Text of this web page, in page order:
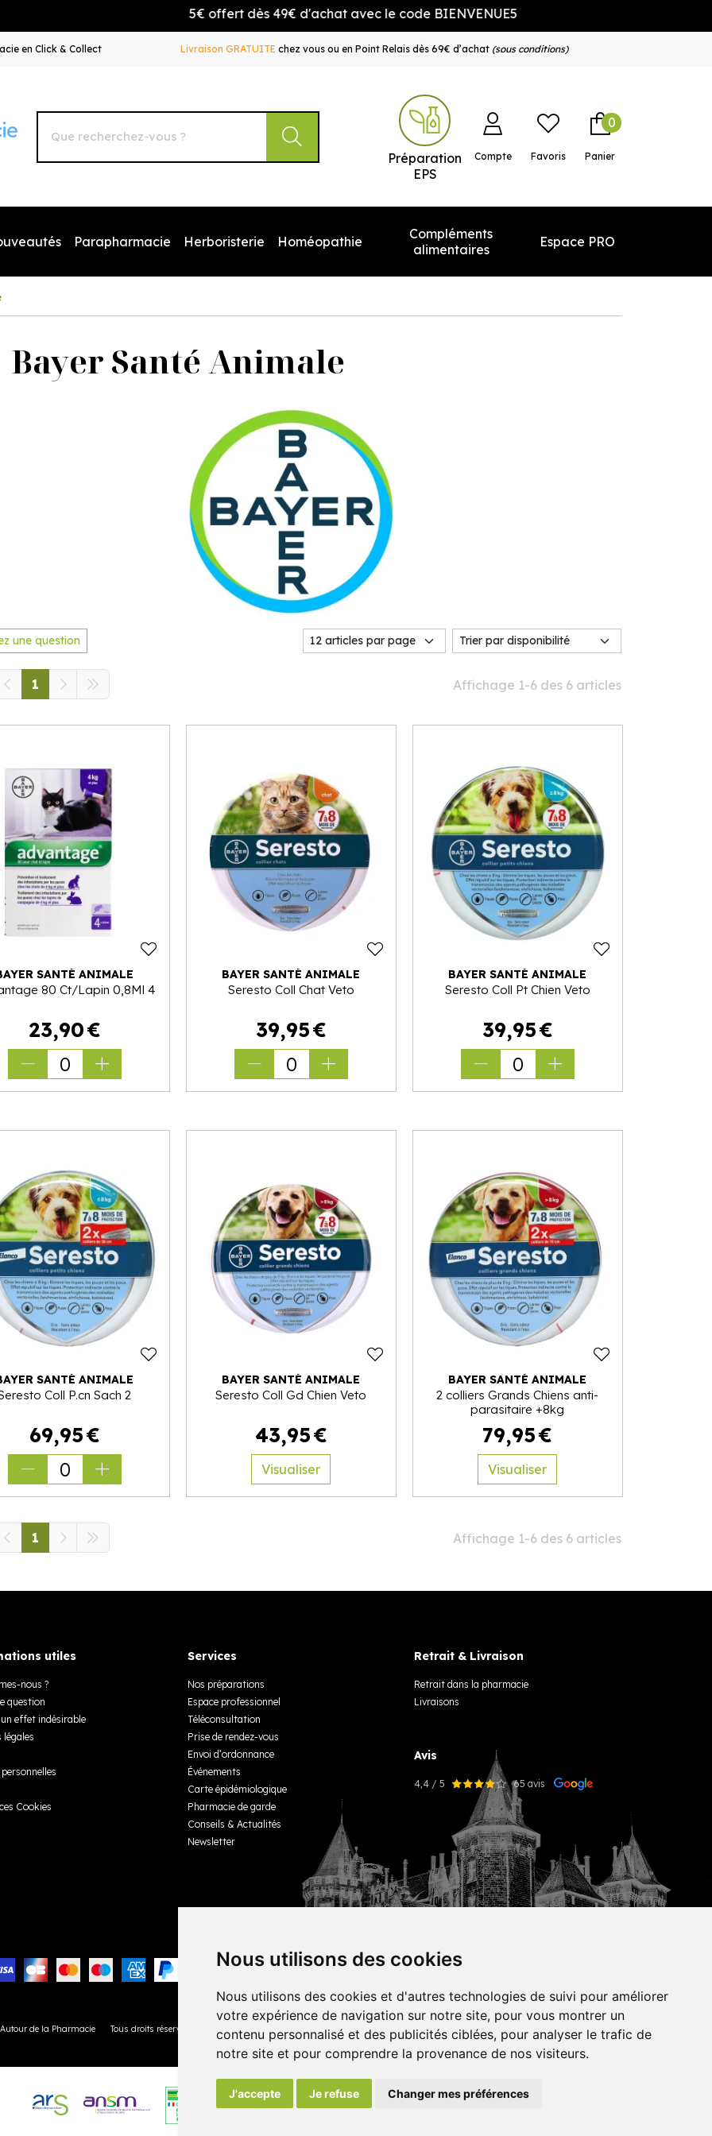
Nous utilisons des cookies
Nous utilisons des cookies et d'autres technologies de suivi pour améliorer
votre expérience de navigation sur notre site, pour vous montrer un
contenu personnalisé et des publicités ciblées, pour analyser le trafic de
notre site et pour comprendre la provenance de nos visiteurs.
J'accepte Je refuse Changer mes préférences
5€ offert dès 49€ d'achat avec le code BIENVENUE5
en Click & Collect Livraison GRATUITE chez vous ou en Point Relais dès 69€ d’achat (sous conditions)
Autour de la Pharmacie Votre pharmacie en ligne à votre service
Préparation
EPS
Compte Favoris Panier
0
Parapharmacie Herboristerie Homéopathie
Compléments
alimentaires
Espace PRO
Bayer Santé Animale
une question
Affichage 1-6 des 6 articles
1
SANTÉ ANIMALE
80 Ct/Lapin 0,8Ml 4
23,90€
0
BAYER SANTÉ ANIMALE
Seresto Coll Chat Veto
39,95€
0
BAYER SANTÉ ANIMALE
Seresto Coll Pt Chien Veto
39,95€
0
SANTÉ ANIMALE
Coll P.cn Sach 2
69,95€
0
BAYER SANTÉ ANIMALE
Seresto Coll Gd Chien Veto
43,95€
Visualiser
BAYER SANTÉ ANIMALE
2 colliers Grands Chiens anti-
parasitaire +8kg
79,95€
Visualiser
Affichage 1-6 des 6 articles
1
utiles
nous ?
question
effet indésirable
légales
Cookies
Services
Nos préparations
Espace professionnel
Téléconsultation
Prise de rendez-vous
Envoi d’ordonnance
Événements
Carte épidémiologique
Pharmacie de garde
Conseils & Actualités
Newsletter
Retrait & Livraison
Retrait dans la pharmacie
Livraisons
Avis
4,4 / 5 65 avis
de la Pharmacie Tous droits réservés Votre pharmacie sur Internet avecApotekisto